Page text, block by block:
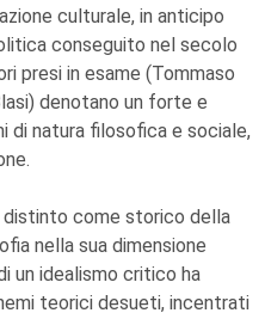
culturale, in anticipo
conseguito nel secolo
presi in esame (Tommaso
denotano un forte e
di natura filosofica e sociale,
distinto come storico della
nella sua dimensione
un idealismo critico ha
teorici desueti, incentrati